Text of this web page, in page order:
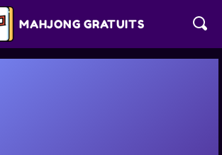
MAHJONG GRATUITS